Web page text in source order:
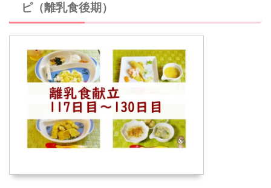
ピ（離乳食後期）